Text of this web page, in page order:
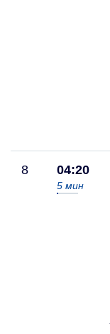
8 04:20
5 мин